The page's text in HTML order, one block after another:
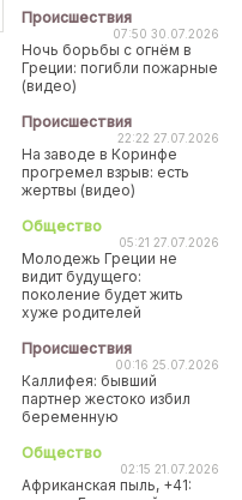
Происшествия
07:50 30.07.2026
Ночь борьбы с огнём в
Греции: погибли пожарные
(видео)
Происшествия
22:22 27.07.2026
На заводе в Коринфе
прогремел взрыв: есть
жертвы (видео)
Общество
05:21 27.07.2026
Молодежь Греции не
видит будущего:
поколение будет жить
хуже родителей
Происшествия
00:16 25.07.2026
Каллифея: бывший
партнер жестоко избил
беременную
Общество
02:15 21.07.2026
Африканская пыль, +41: